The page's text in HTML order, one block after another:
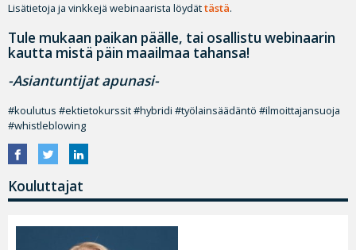
Lisätietoja ja vinkkejä webinaarista löydättästä.
Tule mukaan paikan päälle, tai osallistu webinaarin
kautta mistä päin maailmaa tahansa!
-Asiantuntijat apunasi-
#koulutus #ektietokurssit #hybridi #työlainsäädäntö #ilmoittajansuoja
#whistleblowing
Kouluttajat